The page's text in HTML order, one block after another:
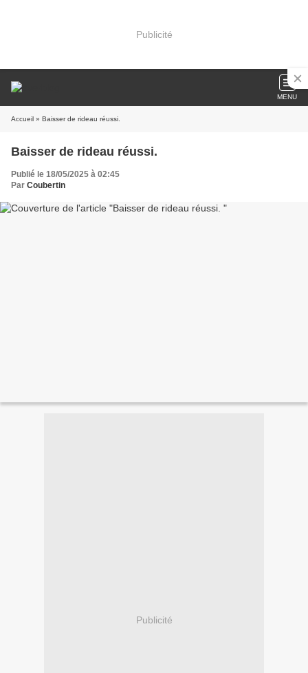
Publicité
MENU
Accueil » Baisser de rideau réussi.
Baisser de rideau réussi.
Publié le 18/05/2025 à 02:45
Par Coubertin
Publicité